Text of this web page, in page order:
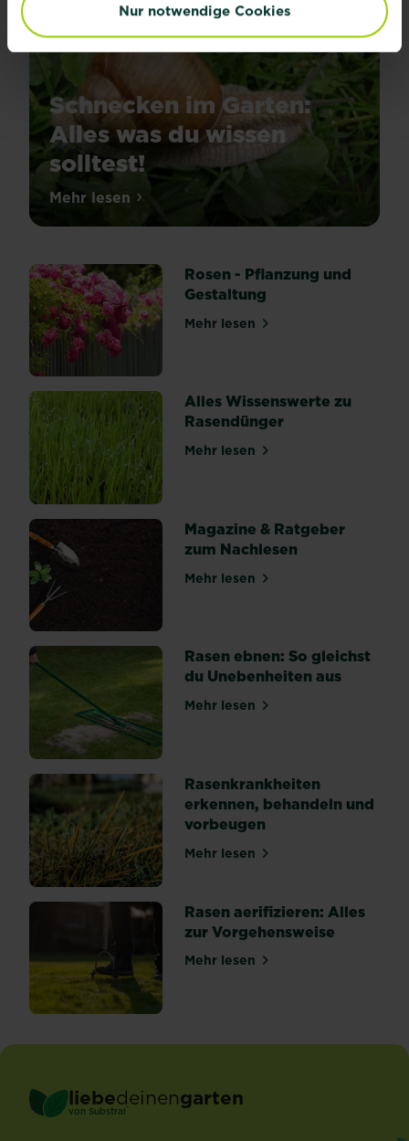
Nur notwendige Cookies
Schnecken im Garten:
Alles was du wissen
solltest!
Schnecken
Gärten
nicht
gern
gesehen.
Die
Übeltäter
kriechen
in
deine
Beete
und
machen
sich
über
deine
Pflanzen
und
her.
vielen
Fällen
können
gesamte
Jungpflanzen
von
Mehr lesenüber Schnecken im Garten: Alles was du
Rosen - Pflanzung und
Gestaltung
Mehr lesenüber Rosen - Pflanzung
Alles Wissenswerte zu
Rasendünger
Mehr lesenüber Alles Wissenswerte
Magazine & Ratgeber
zum Nachlesen
Mehr lesenüber Magazine & Ratgeber
Rasen ebnen: So gleichst
du Unebenheiten aus
Mehr lesenüber Rasen ebnen: So
Rasenkrankheiten
erkennen, behandeln und
vorbeugen
Mehr lesenüber Rasenkrankheiten
Rasen aerifizieren: Alles
zur Vorgehensweise
Mehr lesenüber Rasen aerifizieren:
liebedeinengarten
von Substral ®